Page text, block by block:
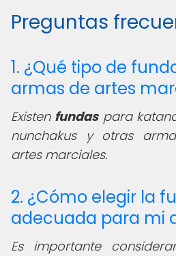
Preguntas
1. ¿Qué tipo de
armas de artes
Existen fundaspara
nunchakus y otras
artes marciales.
2. ¿Cómo elegir la
adecuada para mi
Es importante